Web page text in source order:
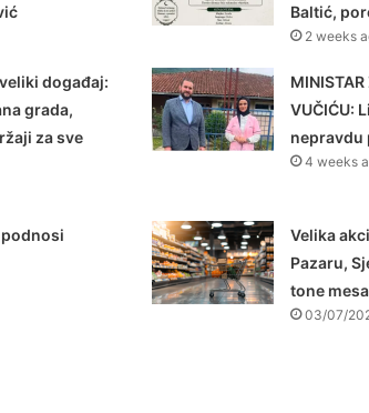
Baltić,
2 weeks
događaj:
grada,
za sve
MINISTAR
VUČIĆU:
nepravdu
4 weeks
Velika
Pazaru,
tone
03/07/